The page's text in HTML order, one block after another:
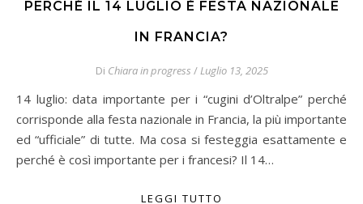
PERCHÉ IL 14 LUGLIO È FESTA NAZIONALE
IN FRANCIA?
Di Chiara in progress /Luglio 13, 2025
14 luglio: data importante per i “cugini d’Oltralpe” perché
corrisponde alla festa nazionale in Francia, la più importante
ed “ufficiale” di tutte. Ma cosa si festeggia esattamente e
perché è così importante per i francesi? Il 14…
LEGGI TUTTO